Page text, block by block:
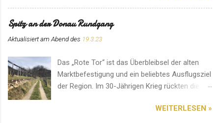
herrscht eine ganz besondere Atmosphäre. Ein
Platz für ein Gebet im stillen Gedenken.
Spitz an der Donau Rundgang
Aktualisiert am Abend des 19.3.23
Das „Rote Tor“ ist das Überbleibsel der alten
Marktbefestigung und ein beliebtes Ausflugsziel
der Region. Im 30-Jährigen Krieg rückten die
diesem Ort ein erbitterter und blutiger Kampf.
WEITERLESEN »